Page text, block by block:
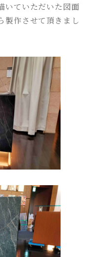
いていただいた図面
製作させて頂きまし